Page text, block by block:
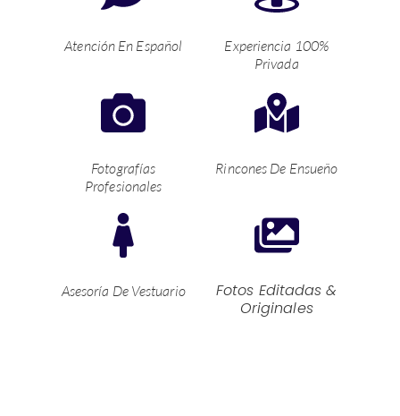
Atención En Español
Experiencia 100%
Privada
Fotografías
Profesionales
Rincones De Ensueño
Asesoría De Vestuario
Fotos Editadas &
Originales